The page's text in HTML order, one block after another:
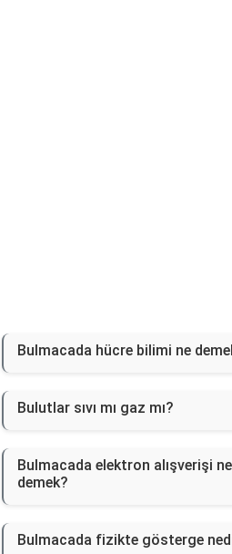
Bulmacada hücre bilimi ne
Bulutlar sıvı mı gaz mı?
Bulmacada elektron alışverişi ne
demek?
Bulmacada fizikte gösterge